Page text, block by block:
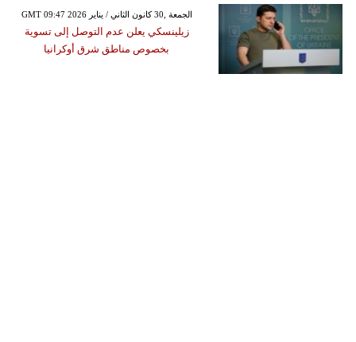
GMT 09:47 2026 الجمعة ,30 كانون الثاني / يناير
زيلينسكي يعلن عدم التوصل إلى تسوية
بخصوص مناطق شرق أوكرانيا